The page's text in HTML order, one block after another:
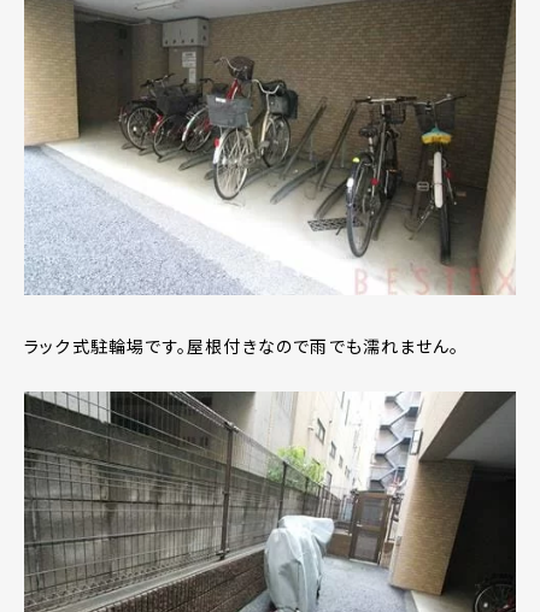
ラック式駐輪場です。屋根付きなので雨でも濡れません。